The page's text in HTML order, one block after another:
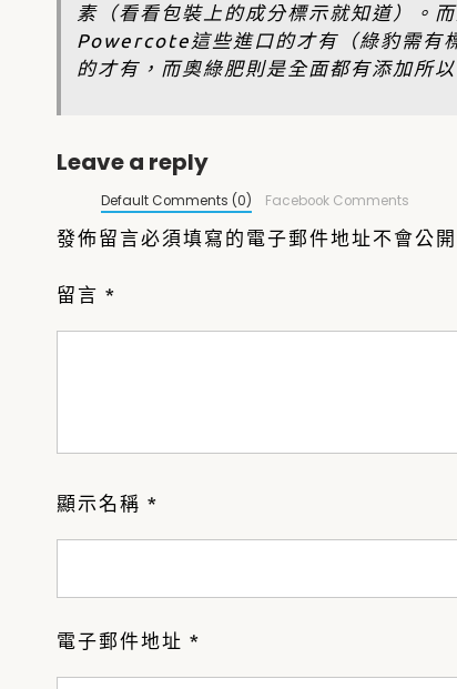
素（看看包裝上的成分標示就知道）。
Powercote這些進口的才有（綠豹需
的才有，而奧綠肥則是全面都有添加所
Leave a reply
Default Comments (0) Facebook Comments
發佈留言必須填寫的電子郵件地址不會公開
留言 *
顯示名稱 *
電子郵件地址 *